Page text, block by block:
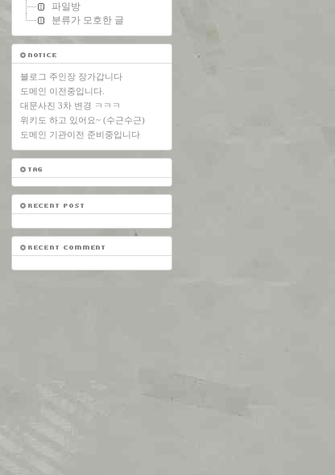
파일방
분류가 모호한 글
블로그 주인장 장가갑니다
도메인 이전중입니다.
대문사진 3차 변경 ㅋㅋㅋ
위키도 하고 있어요~ (수근수근)
도메인 기관이전 준비중입니다